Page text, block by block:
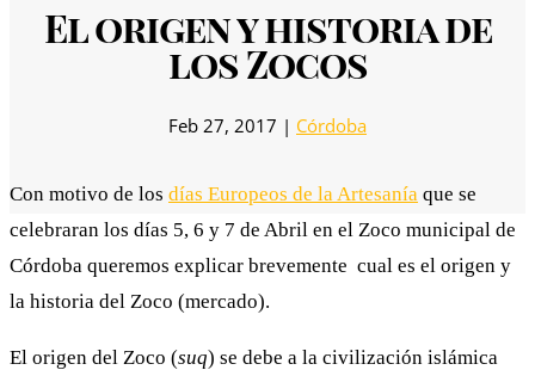
El origen y historia de
los Zocos
Feb 27, 2017 | Córdoba
Con motivo de los días Europeos de la Artesanía que se
celebraran los días 5, 6 y 7 de Abril en el Zoco municipal de
Córdoba queremos explicar brevemente cual es el origen y
la historia del Zoco (mercado).
El origen del Zoco (suq) se debe a la civilización islámica